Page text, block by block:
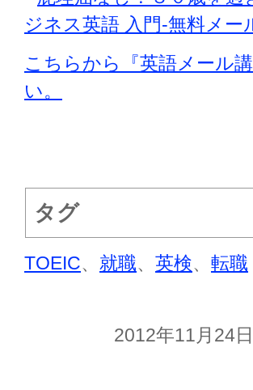
こちらから『英語メール
い。
タグ
TOEIC、 就職、 英検、 転職
2012年11月24